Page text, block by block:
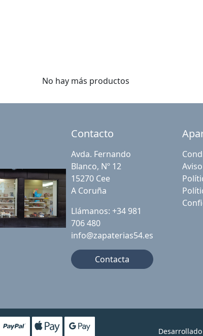
No hay más productos
Contacto
Avda. Fernando
Blanco, Nº 12
15270 Cee
A Coruña
Llámanos: +34 981
706 480
info@zapaterias54.es
Contacta